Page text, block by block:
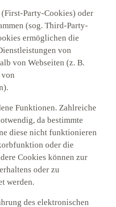
Party-Cookies) oder
(sog. Third-Party-
ermöglichen die
von
von Webseiten (z. B.
Funktionen. Zahlreiche
da bestimmte
diese nicht funktionieren
oder die
Cookies können zur
oder zu
werden.
des elektronischen